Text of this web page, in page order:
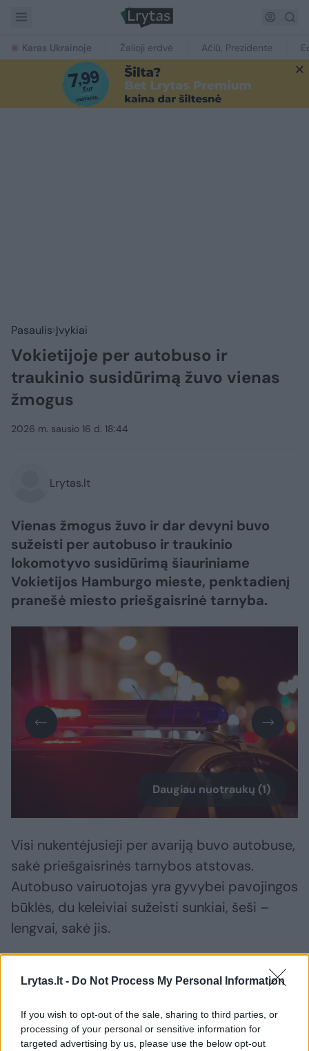
Lrytas.lt - Do Not Process My Personal Information
If you wish to opt-out of the sale, sharing to third parties, or
processing of your personal or sensitive information for
targeted advertising by us, please use the below opt-out
Karas Ukrainoje Žalioji erdvė Ačiū, Prezidente
Pasaulis Įvykiai
Vokietijoje per autobuso ir
traukinio susidūrimą žuvo vienas
žmogus
2026 m. sausio 16 d. 18:44
Lrytas.lt
Vienas žmogus žuvo ir dar devyni buvo
sužeisti per autobuso ir traukinio
lokomotyvo susidūrimą šiauriniame
Vokietijos Hamburgo mieste, penktadienį
pranešė miesto priešgaisrinė tarnyba.
Daugiau nuotraukų (1)
Visi nukentėjusieji per avariją buvo autobuse,
sakė priešgaisrinės tarnybos atstovas.
Autobuso vairuotojas yra gyvybei pavojingos
būklės, du keleiviai sužeisti sunkiai, šeši –
lengvai, sakė jis.
Penki žmonės nuvežti gydymui į ligoninę.
buvo išlaisvintas paskutinis, sakė atstovas.